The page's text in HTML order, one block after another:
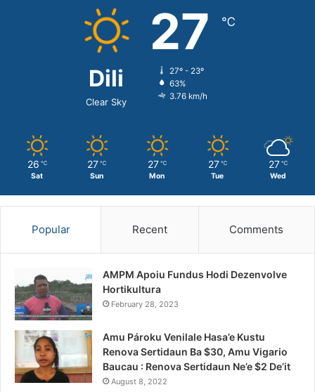
Dili
Clear Sky
27 ℃
27º - 23º
63%
3.76 km/h
26 ℃
Sat
27 ℃
Sun
27 ℃
Mon
27 ℃
Tue
27 ℃
Wed
Popular Recent Comments
AMPM Apoiu Fundus Hodi Dezenvolve
Hortikultura
February 28, 2023
Amu Pároku Venilale Hasa’e Kustu
Renova Sertidaun Ba $30, Amu Vigario
Baucau : Renova Sertidaun Ne’e $2 De’it
August 8, 2022